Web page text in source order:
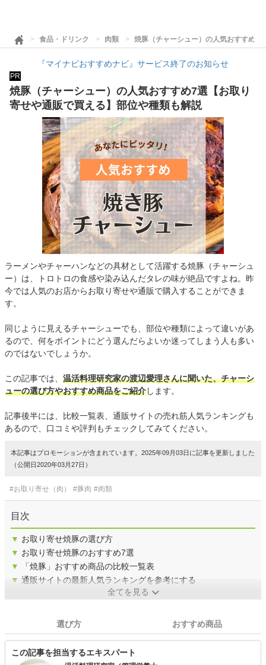
食品・ドリンク 肉類 焼豚（チャーシュー）の人気おすすめ7
『マイナビおすすめナビ』サービス終了のお知らせ
PR
焼豚（チャーシュー）の人気おすすめ7選【お取り
寄せや通販で買える】部位や種類も解説
ラーメンやチャーハンなどの具材として活躍する焼豚（チャーシュ
ー）は、トロトロの食感や染み込んだタレの味が絶品ですよね。昨
今では人気のお店からお取り寄せや通販で購入することができま
す。
同じように見えるチャーシューでも、部位や種類によって違いがあ
るので、何をポイントにどう選んだらよいか迷ってしまう人も多い
のではないでしょうか。
この記事では、 温活料理研究家の渡辺愛理さんに聞いた、チャーシ
ューの選び方やおすすめ商品をご紹介します。
記事後半には、比較一覧表、通販サイトの売れ筋人気ランキングも
あるので、口コミや評判もチェックしてみてください。
本記事はプロモーションが含まれています。2025年09月03日に記事を更新しました
（公開日2020年03月27日）
#お取り寄せ（肉） #豚肉 #肉類
目次
▼ お取り寄せ焼豚の選び方
▼ お取り寄せ焼豚のおすすめ7選
▼
「焼豚」おすすめ商品の比較一覧表
▼ 通販サイトの最新人気ランキングを参考にする
全てを見る
選び方 おすすめ商品
この記事を担当するエキスパート